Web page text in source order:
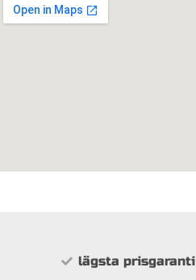
lägsta prisgaranti